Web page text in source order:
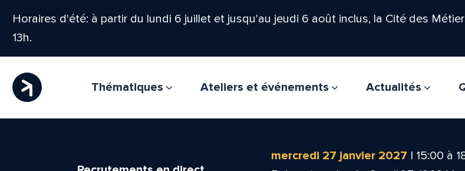
Horaires d'été: à partir du lundi 6 juillet et jusqu'au jeudi 6 août inclus, la Cité des
13h.
Thématiques Ateliers et événements Actualités
mercredi 27 janvier 2027 | 15:00 à